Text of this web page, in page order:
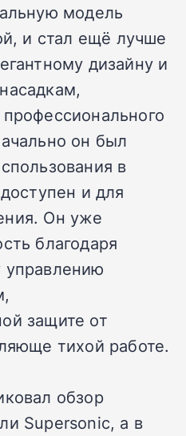
модель
и стал ещё лучше
дизайну и
он был
в
и для
Он уже
благодаря
управлению
защите от
тихой работе.
обзор
Supersonic, а в